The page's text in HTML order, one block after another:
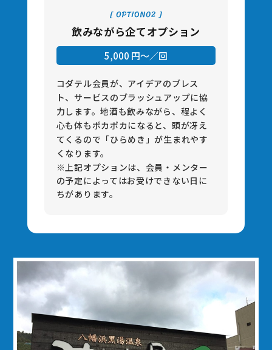
飲みながら企てオプション
5,000 円〜／回
コダテル会員が、アイデアのブレス
ト、サービスのブラッシュアップに協
⼒します。地酒も飲みながら、程よく
⼼も体もポカポカになると、頭が冴え
てくるので「ひらめき」が⽣まれやす
くなります。
※上記オプションは、会員・メンター
の予定によってはお受けできない⽇に
ちがあります。